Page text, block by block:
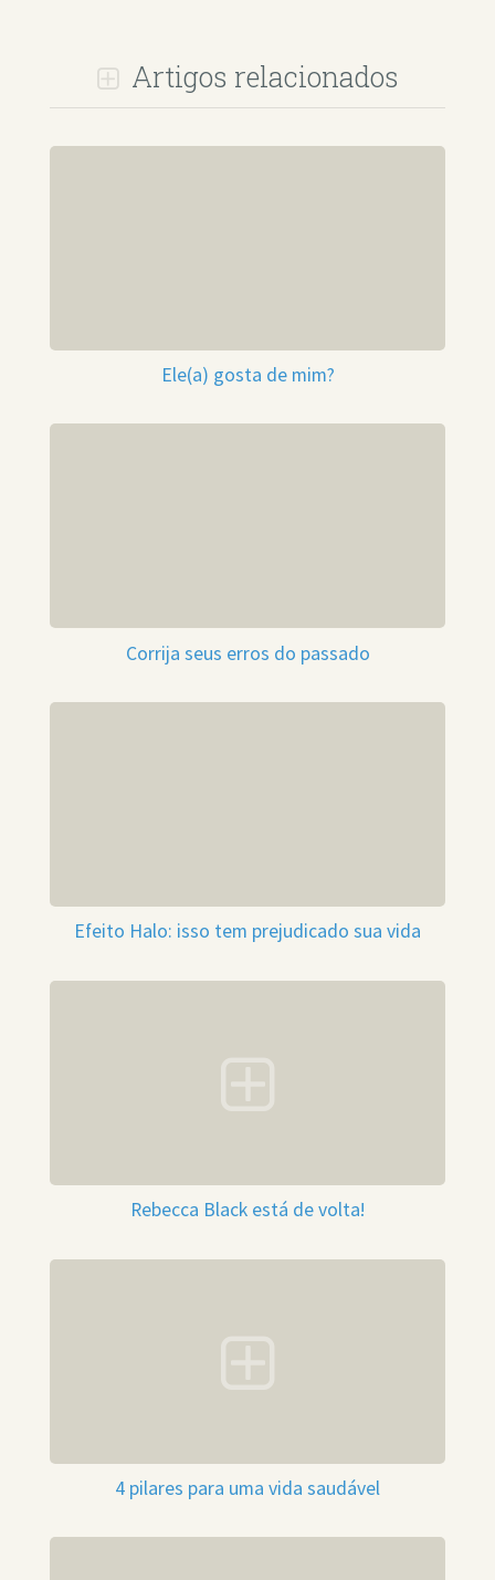
Artigos relacionados
Ele(a) gosta de mim?
Corrija seus erros do passado
Efeito Halo: isso tem prejudicado sua vida
Rebecca Black está de volta!
4 pilares para uma vida saudável